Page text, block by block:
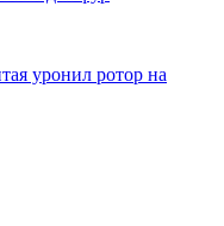
уронил ротор на